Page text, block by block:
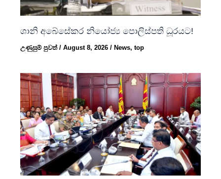
ශානි අබේසේකර නියෝජ්‍ය පොලිස්පති ධූරයට!
උණුසුම් පුවත්/August 8, 2026/News,top